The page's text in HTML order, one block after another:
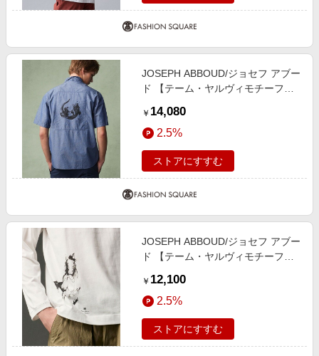
JOSEPH ABBOUD/ジョセフ アブー
ド 【テーム・ヤルヴィモチーフ】
ー系 M
￥ 14,080
2.5%
ストアにすすむ
JOSEPH ABBOUD/ジョセフ アブー
ド 【テーム・ヤルヴィモチーフ】
ホワイト×ホース M
￥ 12,100
2.5%
ストアにすすむ